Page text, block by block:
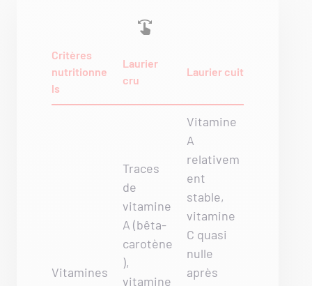
Critères
nutritionne
ls
Laurier
cru
Laurier cuit
Vitamines
Traces
de
vitamine
A (bêta-
carotène
),
vitamine
Vitamine
A
relativem
ent
stable,
vitamine
C quasi
nulle
après